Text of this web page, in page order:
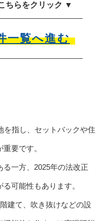
ちらをクリック ▼
一覧へ進む
を指し、セットバックや住
要です。
一方、2025年の法改正
可能性もあります。
建て、吹き抜けなどの設